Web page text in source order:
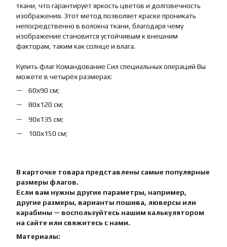
ткани, что гарантирует яркость цветов и долговечность
изображения. Этот метод позволяет краске проникать
непосредственно в волокна ткани, благодаря чему
изображение становится устойчивым к внешним
факторам, таким как солнце и влага.
Купить флаг Командование Сил специальных операций Вы
можете в четырёх размерах:
60х90 см;
80х120 см;
90х135 см;
100х150 см;
В карточке товара представлены самые популярные
размеры флагов.
Если вам нужны другие параметры, например,
другие размеры, варианты пошива, люверсы или
карабины — воспользуйтесь нашим калькулятором
на сайте или свяжитесь с нами.
Материалы: